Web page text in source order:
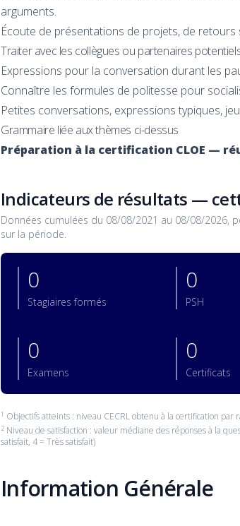
arguments.
Écoute de présentations de projets, de retours
Traiter avec les collègues ou partenaires
Expressions pour la conversation durant les
Connaître les formules de politesse pour
Petites conversations, expressions typiques,
Grammaire liée aux thèmes ci-dessus
Préparation à la certification CLOE —
Indicateurs de résultats —
Données cumulées du 08/08/2021 au 08/08/2026,
sur la période.
0
Stagiaires formés
0
PSH
0
Examens
0
Certificats
1 Objectifs atteints : niveau CECRL obtenu à la certification
2 Niveau de satisfaction : valeur médiane des réponses à la
satisfait, 4 = Très satisfait)
Information Générale